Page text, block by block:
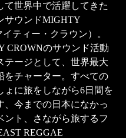
て世界中で活躍してきた
サウンドMIGHTY
ティー・クラウン）。
CROWNのサウンド活動
テージとして、世界最大
をチャーター。すべての
ょに旅をしながら6日間を
、今までの日本になかっ
ント、さながら旅するフ
REGGAE